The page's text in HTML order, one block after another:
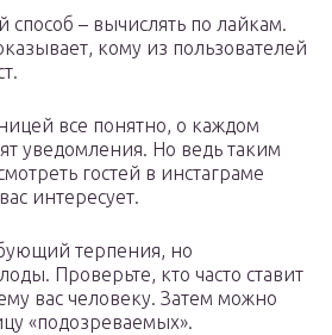
– вычислять по лайкам.
кому из пользователей
все понятно, о каждом
уведомления. Но ведь таким
гостей в инстаграме
интересует.
терпения, но
Проверьте, кто часто ставит
вас человеку. Затем можно
«подозреваемых».